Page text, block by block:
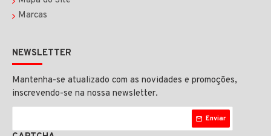
Marcas
NEWSLETTER
Mantenha-se atualizado com as novidades e promoções,
inscrevendo-se na nossa newsletter.
Enviar